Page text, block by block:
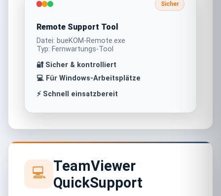
Sicher
Remote Support Tool
Datei: bueKOM-Remote.exe
Typ: Fernwartungs-Tool
🔐 Sicher & kontrolliert
💻 Für Windows-Arbeitsplätze
⚡ Schnell einsatzbereit
💻 TeamViewer
QuickSupport